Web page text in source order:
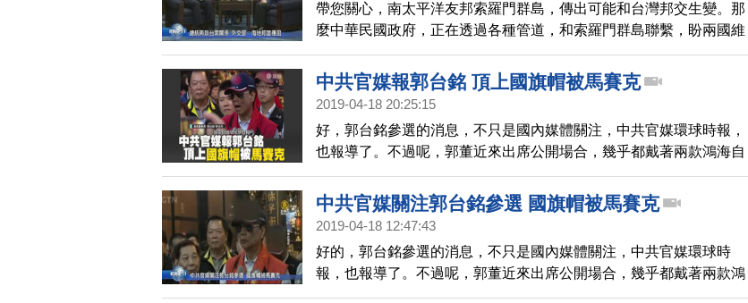
「滿腔憤恨」，並試圖左右捷克的輿論。
帶您關心，南太平洋友邦索羅門群島，傳出可能和台灣邦交生變。那
麼中華民國政府，正在透過各種管道，和索羅門群島聯繫，盼兩國維
持穩固的邦誼。總統蔡英文也表示，會持續努力。
中共官媒報郭台銘 頂上國旗帽被馬賽克
2019-04-18 20:25:15
好，郭台銘參選的消息，不只是國內媒體關注，中共官媒環球時報，
也報導了。不過呢，郭董近來出席公開場合，幾乎都戴著兩款鴻海自
製的，印有中華民國國旗的帽子，也因此在環球時報的報導中，帽子
是被全程打上了馬賽克，整段影片中，沒有出現過一秒鐘的青天白日
旗。而在中共官媒央視的國際頻道──中國環球電視網CGTN，報導這
人」。郭台銘帽子上的中華民國國旗，也同樣全程被打黑，沒有出現
中華民國。
中共官媒關注郭台銘參選 國旗帽被馬賽克
2019-04-18 12:47:43
好的，郭台銘參選的消息，不只是國內媒體關注，中共官媒環球時
報，也報導了。不過呢，郭董近來出席公開場合，幾乎都戴著兩款鴻
海自製的，印有中華民國國旗的帽子，也因此在環球時報的報導中，